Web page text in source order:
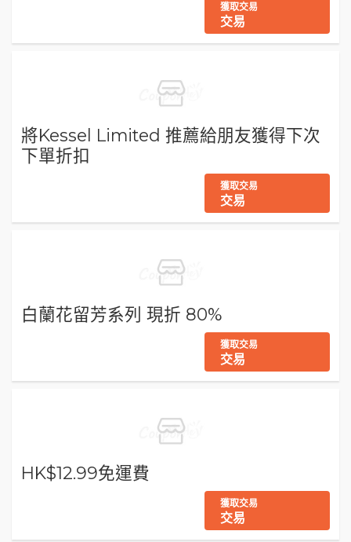
獲取交易
交易
將Kessel Limited 推薦給朋友獲得下次
下單折扣
獲取交易
交易
白蘭花留芳系列 現折 80%
獲取交易
交易
HK$12.99免運費
獲取交易
交易